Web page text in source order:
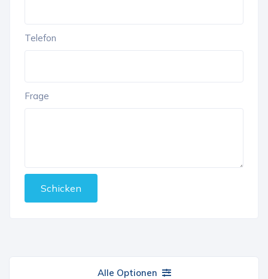
Telefon
Frage
Schicken
Alle Optionen